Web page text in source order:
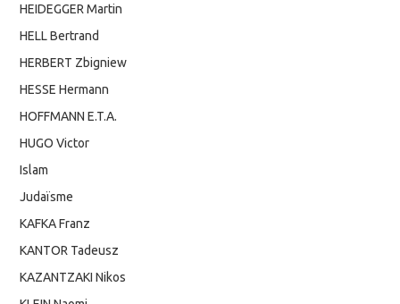
HEIDEGGER Martin
HELL Bertrand
HERBERT Zbigniew
HESSE Hermann
HOFFMANN E.T.A.
HUGO Victor
Islam
Judaïsme
KAFKA Franz
KANTOR Tadeusz
KAZANTZAKI Nikos